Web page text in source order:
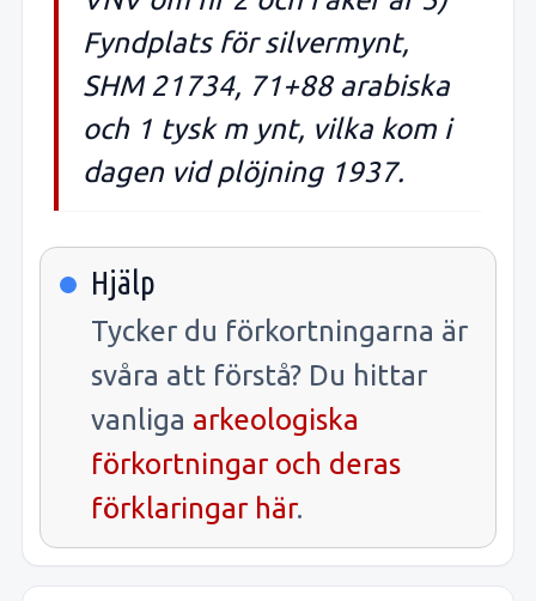
Fyndplats för silvermynt,
SHM 21734, 71+88 arabiska
och 1 tysk m ynt, vilka kom i
dagen vid plöjning 1937.
Hjälp
Tycker du förkortningarna är
svåra att förstå? Du hittar
vanliga arkeologiska
förkortningar och deras
förklaringar här.